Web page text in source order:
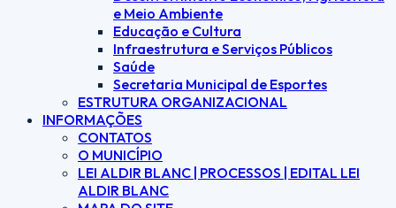
e Meio Ambiente
Educação e Cultura
Infraestrutura e Serviços Públicos
Saúde
Secretaria Municipal de Esportes
ESTRUTURA ORGANIZACIONAL
INFORMAÇÕES
CONTATOS
O MUNICÍPIO
LEI ALDIR BLANC | PROCESSOS | EDITAL LEI
ALDIR BLANC